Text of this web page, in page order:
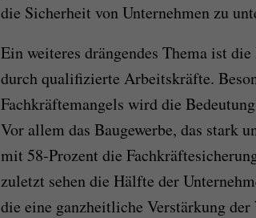
die Sicherheit von Unternehmen zu
Ein weiteres drängendes Thema ist
durch qualifizierte Arbeitskräfte.
Fachkräftemangels wird die
Vor allem das Baugewerbe, das stark
mit 58-Prozent die
zuletzt sehen die Hälfte der
die eine ganzheitliche Verstärkung